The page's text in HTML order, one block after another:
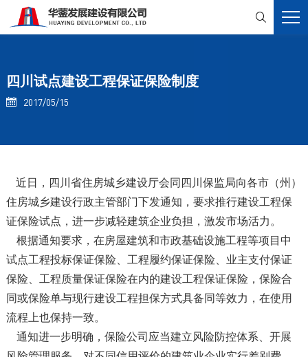

四川试点建设工程保证保险制度
 2017/05/15
近日，四川省住房城乡建设厅会同四川保监局向各市（州）
住房城乡建设行政主管部门下发通知，要求推行建设工程保
证保险试点，进一步减轻建筑企业负担，激发市场活力。
根据通知要求，在房屋建筑和市政基础设施工程等项目中
试点工程投标保证保险、工程履约保证保险、业主支付保证
保险、工程质量保证保险在内的建设工程保证保险，保险合
同或保险单与现行建设工程担保方式具备同等效力，在使用
流程上也保持一致。
通知进一步明确，保险公司应当建立风险防控体系、开展